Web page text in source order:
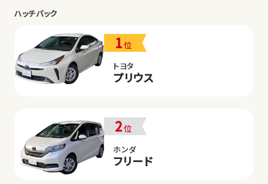
ハッチバック
1位
トヨタ
プリウス
2位
ホンダ
フリード